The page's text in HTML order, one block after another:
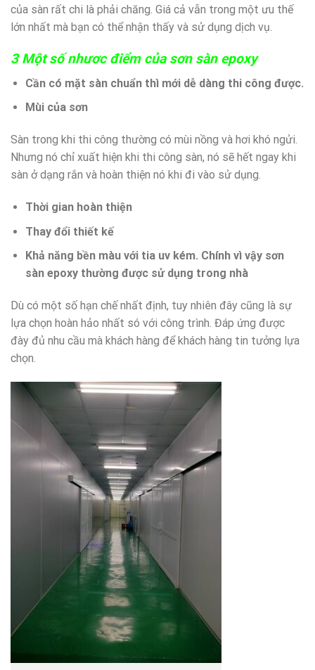
của sàn rất chi là phải chăng. Giá cả vẫn trong một ưu thế
lớn nhất mà bạn có thể nhận thấy và sử dụng dịch vụ.
3 Một số nhươc điểm của sơn sàn epoxy
Cần có mặt sàn chuẩn thì mới dễ dàng thi công được.
Mùi của sơn
Sàn trong khi thi công thường có mùi nồng và hơi khó ngửi.
Nhưng nó chỉ xuất hiện khi thi công sàn, nó sẽ hết ngay khi
sàn ở dạng rắn và hoàn thiện nó khi đi vào sử dụng.
Thời gian hoàn thiện
Thay đổi thiết kế
Khả năng bền màu với tia uv kém. Chính vì vậy sơn
sàn epoxy thường được sử dụng trong nhà
Dù có một số hạn chế nhất định, tuy nhiên đây cũng là sự
lựa chọn hoàn hảo nhất só với công trình. Đáp ứng được
đày đủ nhu cầu mà khách hàng để khách hàng tin tưởng lựa
chọn.